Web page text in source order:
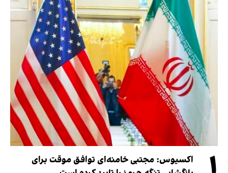
اکسیوس: مجتبی خامنه‌ای توافق موقت برای